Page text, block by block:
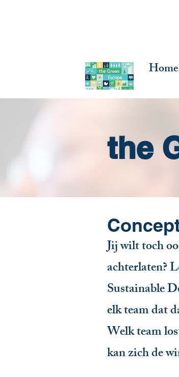
the
Jij wilt toch
achterlaten?
Sustainable
elk team dat
Welk team
kan zich de
Home